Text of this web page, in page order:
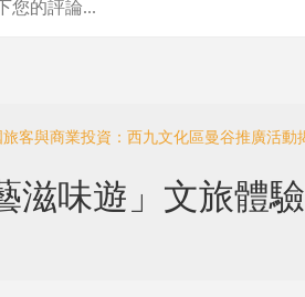
客與商業投資：西九文化區曼谷推廣活動
滋味遊」文旅體